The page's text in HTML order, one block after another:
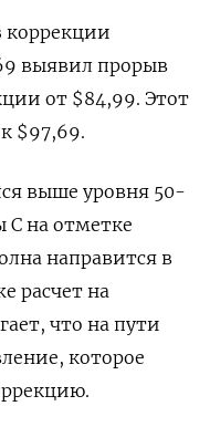
коррекции
выявил прорыв
от $84,99. Этот
$97,69.
выше уровня 50-
на отметке
направится в
расчет на
что на пути
которое